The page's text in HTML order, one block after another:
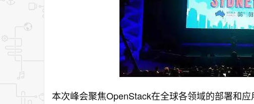
本次峰会聚焦OpenStack在全球各领域的部署和